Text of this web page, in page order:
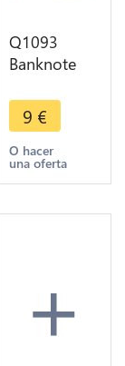
Q1093
Banknote
Shillings
President
Toroitich
Arap Moi
9 €
O hacer
una oferta
+